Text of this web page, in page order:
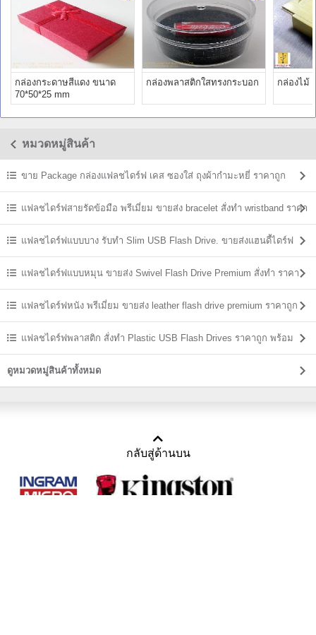
กล่องกระดาษสีแดง ขนาด
70*50*25 mm
กล่องพลาสติกใสทรงกระบอก กล่องไม้
หมวดหมู่สินค้า
ขาย Package กล่องแฟลชไดร์ฟ เคส ซองใส่ ถุงผ้ากำมะหยี่ ราคาถูก
แฟลชไดร์ฟสายรัดข้อมือ พรีเมี่ยม ขายส่ง bracelet สั่งทำ wristband ราคา
ถูก แฟลชไดร์ฟแบบบาง รับทำ Slim USB Flash Drive. ขายส่งแฮนดี้ไดร์ฟ
ราคาถูกแฟลชไดร์ฟแบบหมุน ขายส่ง Swivel Flash Drive Premium สั่งทำ ราคา
ถูก แฟลชไดร์ฟหนัง พรีเมี่ยม ขายส่ง leather flash drive premium ราคาถูก
แฟลชไดร์ฟพลาสติก สั่งทำ Plastic USB Flash Drives ราคาถูก พร้อม
สกรีน
ดูหมวดหมู่สินค้าทั้งหมด
กลับสู่ด้านบน